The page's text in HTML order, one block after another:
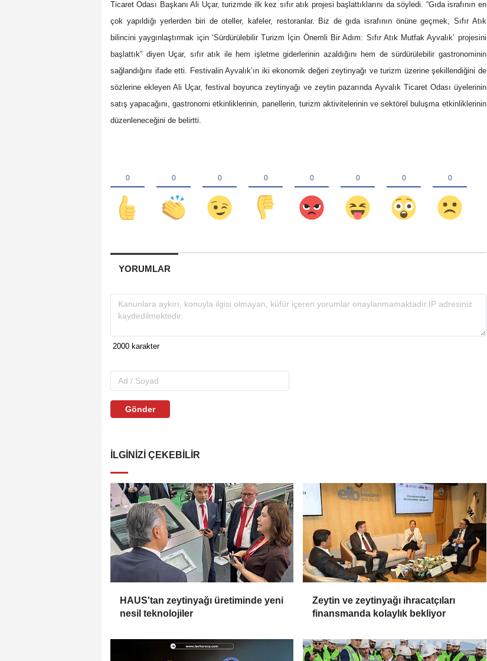
Ticaret Odası Başkanı Ali Uçar, turizmde ilk kez sıfır atık projesi başlattıklarını da söyledi. “Gıda israfının en
çok yapıldığı yerlerden biri de oteller, kafeler, restoranlar. Biz de gıda israfının önüne geçmek, Sıfır Atık
bilincini yaygınlaştırmak için ‘Sürdürülebilir Turizm İçin Önemli Bir Adım: Sıfır Atık Mutfak Ayvalık’ projesini
başlattık” diyen Uçar, sıfır atık ile hem işletme giderlerinin azaldığını hem de sürdürülebilir gastronominin
sağlandığını ifade etti. Festivalin Ayvalık’ın iki ekonomik değeri zeytinyağı ve turizm üzerine şekillendiğini de
sözlerine ekleyen Ali Uçar, festival boyunca zeytinyağı ve zeytin pazarında Ayvalık Ticaret Odası üyelerinin
satış yapacağını, gastronomi etkinliklerinin, panellerin, turizm aktivitelerinin ve sektörel buluşma etkinliklerinin
düzenleneceğini de belirtti.
YORUMLAR
Gönder
İLGINIZI ÇEKEBILIR
HAUS'tan zeytinyağı üretiminde yeni
nesil teknolojiler
Zeytin ve zeytinyağı ihracatçıları
finansmanda kolaylık bekliyor